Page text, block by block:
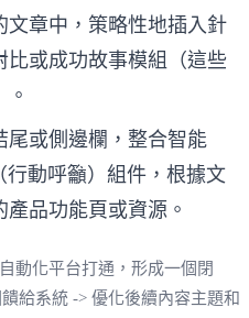
文章中，策略性地插入針
比或成功故事模組（這些
尾或側邊欄，整合智能
行動呼籲）組件，根據文
品功能頁或資源。
動化平台打通，形成一個閉
給系統 -> 優化後續內容主題和